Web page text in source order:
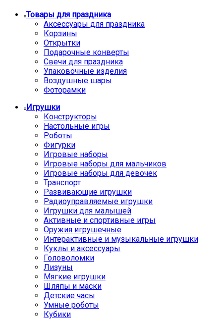
Товары для праздника
Аксессуары для праздника
Корзины
Открытки
Подарочные конверты
Свечи для праздника
Упаковочные изделия
Воздушные шары
Фоторамки
Игрушки
Конструкторы
Настольные игры
Роботы
Фигурки
Игровые наборы
Игровые наборы для мальчиков
Игровые наборы для девочек
Транспорт
Развивающие игрушки
Радиоуправляемые игрушки
Игрушки для малышей
Активные и спортивные игры
Оружия игрушечные
Интерактивные и музыкальные игрушки
Куклы и аксессуары
Головоломки
Лизуны
Мягкие игрушки
Шляпы и маски
Детские часы
Умные роботы
Кубики